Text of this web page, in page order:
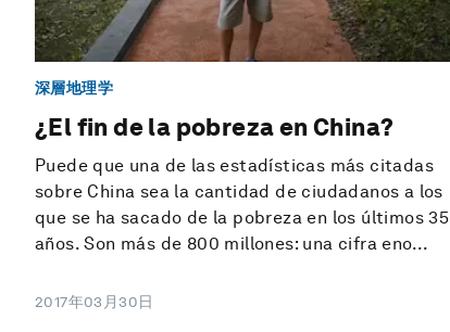
深層地理学
¿El fin de la pobreza en China?
Puede que una de las estadísticas más citadas
sobre China sea la cantidad de ciudadanos a los
que se ha sacado de la pobreza en los últimos 35
años. Son más de 800 millones: una cifra eno...
2017年03月30日